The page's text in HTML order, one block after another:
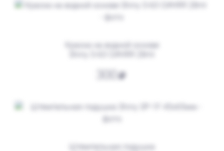
Печать Резиденция Деда Мороза
Краска на водной основе
Штемпельная подушка